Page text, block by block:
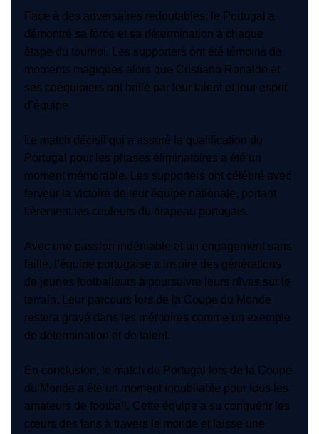
Face à des adversaires redoutables, le Portugal a
démontré sa force et sa détermination à chaque
étape du tournoi. Les supporters ont été témoins de
moments magiques alors que Cristiano Ronaldo et
ses coéquipiers ont brillé par leur talent et leur esprit
d’équipe.
Le match décisif qui a assuré la qualification du
Portugal pour les phases éliminatoires a été un
moment mémorable. Les supporters ont célébré avec
ferveur la victoire de leur équipe nationale, portant
fièrement les couleurs du drapeau portugais.
Avec une passion indéniable et un engagement sans
faille, l’équipe portugaise a inspiré des générations
de jeunes footballeurs à poursuivre leurs rêves sur le
terrain. Leur parcours lors de la Coupe du Monde
restera gravé dans les mémoires comme un exemple
de détermination et de talent.
En conclusion, le match du Portugal lors de la Coupe
du Monde a été un moment inoubliable pour tous les
amateurs de football. Cette équipe a su conquérir les
cœurs des fans à travers le monde et laisse une